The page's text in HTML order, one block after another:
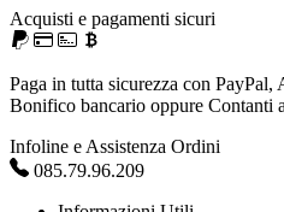
Acquisti e pagamenti sicuri
Paga in tutta sicurezza con
Bonifico bancario oppure Contanti
Infoline e Assistenza Ordini
085.79.96.209